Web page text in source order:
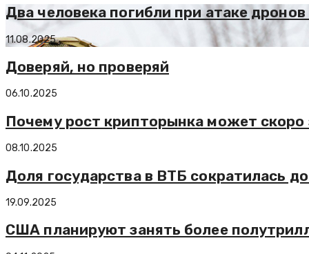
Два человека погибли при атаке
11.08.2025
Доверяй, но проверяй
06.10.2025
Почему рост крипторынка может скоро
08.10.2025
Доля государства в ВТБ сократилась
19.09.2025
США планируют занять более